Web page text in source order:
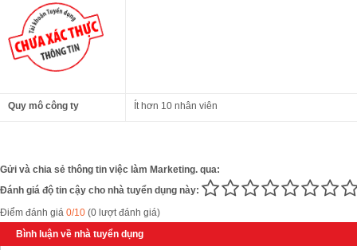
Quy mô công ty Ít hơn 10 nhân viên
Gửi và chia sẻ thông tin việc làm Marketing. qua:
Đánh giá độ tin cậy cho nhà tuyển dụng này:
Điểm đánh giá 0/10 (0 lượt đánh giá)
Bình luận về nhà tuyển dụng